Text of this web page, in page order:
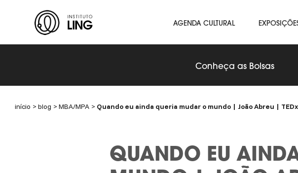
Instituto
Ling
AGENDA CULTURAL
Conheça as Bolsas
início blog MBA/MPA Quando eu ainda queria mudar o mundo | João Abreu |
QUANDO EU